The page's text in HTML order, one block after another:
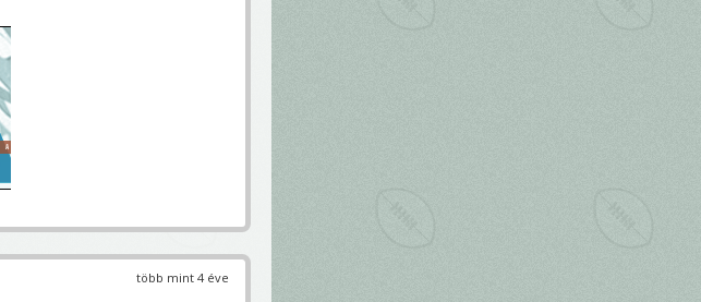
több mint 4 éve